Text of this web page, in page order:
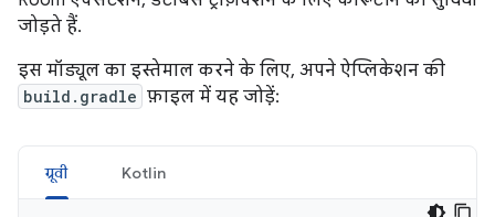
जोड़ते हैं.
इस मॉड्यूल का इस्तेमाल करने के लिए, अपने ऐप्लिकेशन की
build.gradle फ़ाइल में यह जोड़ें:
ग्रूवी Kotlin